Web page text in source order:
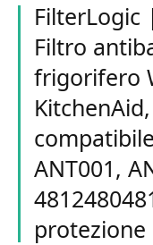
FilterLogic
Filtro
frigorifero
ANT001,
protezione